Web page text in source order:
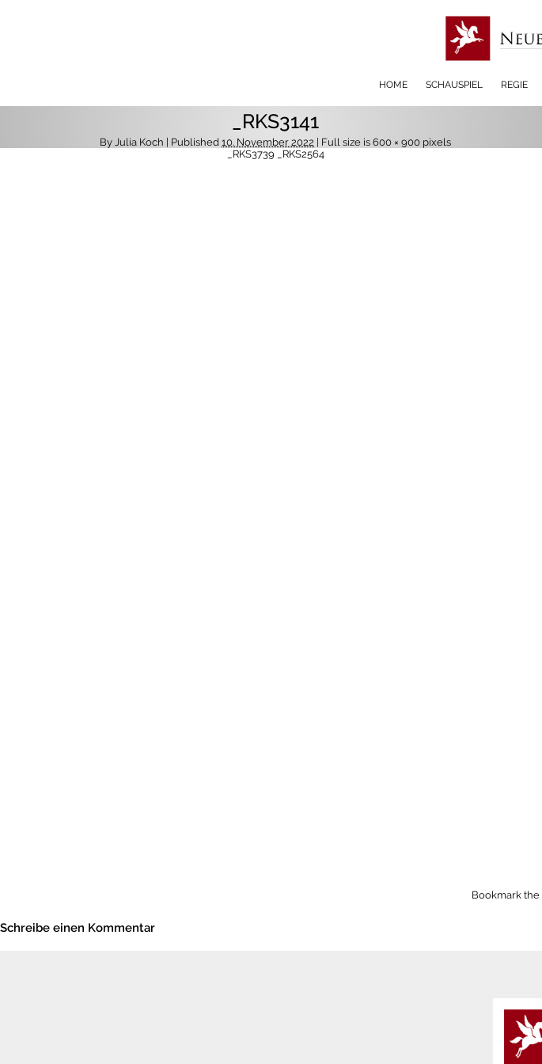
HOME SCHAUSPIEL REGIE
_RKS3141
By Julia Koch | Published 10. November 2022 | Full size is 600 × 900 pixels
_RKS3739
_RKS2564
Bookmark the
Schreibe einen Kommentar